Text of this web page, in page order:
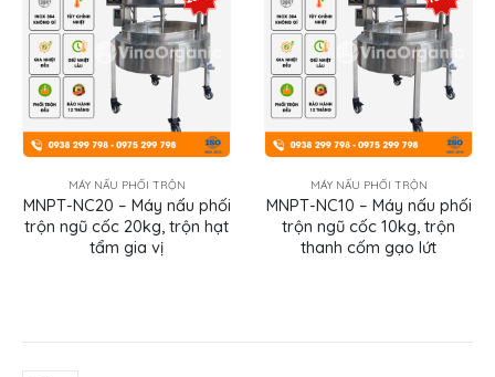
MÁY NẤU PHỐI TRỘN
MNPT-NC20 – Máy nấu phối
trộn ngũ cốc 20kg, trộn hạt
tẩm gia vị
MÁY NẤU PHỐI TRỘN
MNPT-NC10 – Máy nấu phối
trộn ngũ cốc 10kg, trộn
thanh cốm gạo lứt